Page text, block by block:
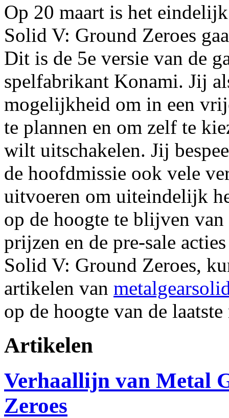
Op 20 maart is het
Solid V: Ground Zeroes
Dit is de 5e versie van de
spelfabrikant Konami. Jij
mogelijkheid om in een
te plannen en om zelf te
wilt uitschakelen. Jij
de hoofdmissie ook vele
uitvoeren om uiteindelijk
op de hoogte te blijven
prijzen en de pre-sale
Solid V: Ground Zeroes,
artikelen van
op de hoogte van de
Artikelen
Verhaallijn van Metal
Zeroes